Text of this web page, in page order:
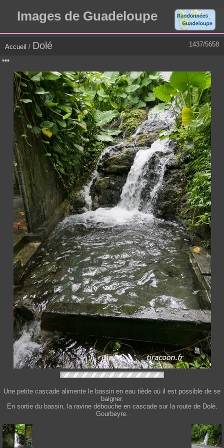
Images de Guadeloupe
1437/5658
Accueil / Dolé
Une petite cascade alimente le bassin en eau tiède où il est possible de se
baigner.
En sortie du bassin, la ravine débouche en cascade sur la route de Dolé.
Gourbeyre.